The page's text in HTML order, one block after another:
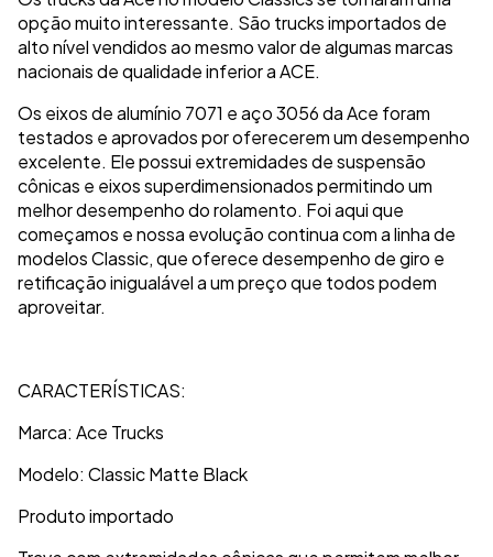
opção muito interessante. São trucks importados de
alto nível vendidos ao mesmo valor de algumas marcas
nacionais de qualidade inferior a ACE.
Os eixos de alumínio 7071 e aço 3056 da Ace foram
testados e aprovados por oferecerem um desempenho
excelente. Ele possui extremidades de suspensão
cônicas e eixos superdimensionados permitindo um
melhor desempenho do rolamento. Foi aqui que
começamos e nossa evolução continua com a linha de
modelos Classic, que oferece desempenho de giro e
retificação inigualável a um preço que todos podem
aproveitar.
CARACTERÍSTICAS:
Marca: Ace Trucks
Modelo: Classic Matte Black
Produto importado